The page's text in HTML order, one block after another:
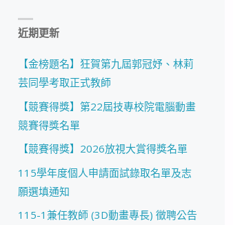
近期更新
【金榜題名】狂賀第九屆郭冠妤、林莉
芸同學考取正式教師
【競賽得獎】第22屆技專校院電腦動畫
競賽得獎名單
【競賽得獎】2026放視大賞得獎名單
115學年度個人申請面試錄取名單及志
願選填通知
115-1兼任教師 (3D動畫專長) 徵聘公告